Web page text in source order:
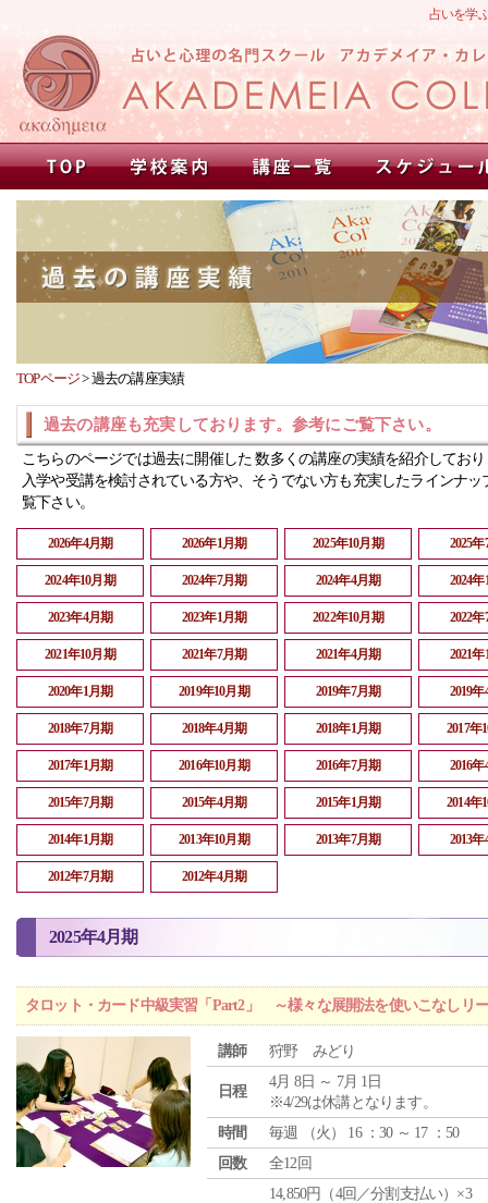
占いを学
TOPページ>過去の講座実績
過去の講座も充実しております。参考にご覧下さい。
こちらのページでは過去に開催した 数多くの講座の実績を紹介してお
入学や受講を検討されている方や、そうでない方も充実したラインナッ
覧下さい。
2026年4月期 2026年1月期 2025年10月期 2025
2024年10月期 2024年7月期 2024年4月期 2024
2023年4月期 2023年1月期 2022年10月期 2022
2021年10月期 2021年7月期 2021年4月期 2021
2020年1月期 2019年10月期 2019年7月期 2019
2018年7月期 2018年4月期 2018年1月期 2017年
2017年1月期 2016年10月期 2016年7月期 2016
2015年7月期 2015年4月期 2015年1月期 2014年
2014年1月期 2013年10月期 2013年7月期 2013
2012年7月期 2012年4月期
2025年4月期
タロット・カード中級実習「Part2」 ～様々な展開法を使いこなしリ
講師 狩野 みどり
日程
4月 8日 ～ 7月 1日
※4/29は休講となります。
時間
毎週 （火 ） 16 ：30 ～ 17 ：50
回数
全12回
14,850円（4回／分割支払い）×3